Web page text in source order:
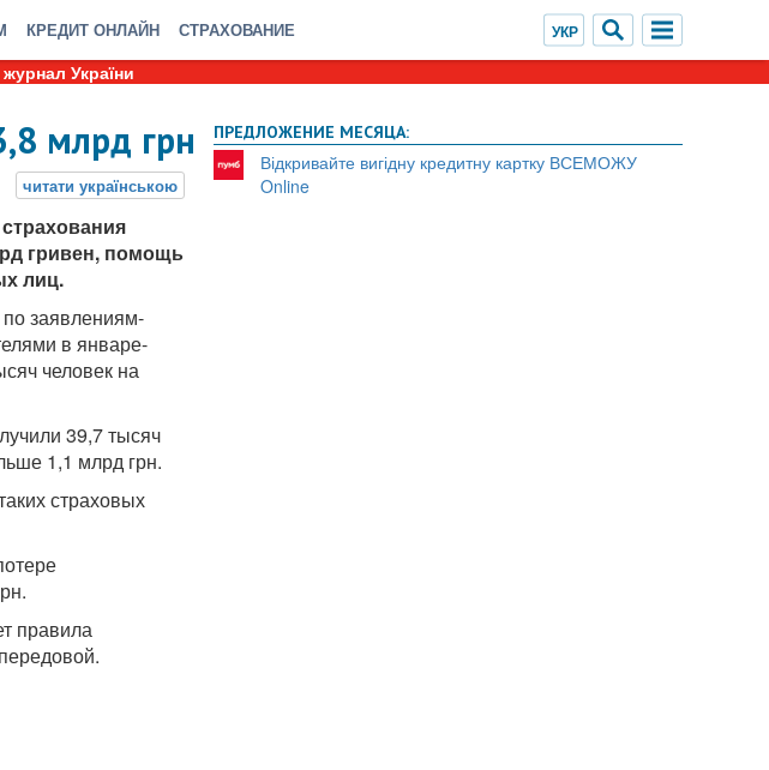
КРЕДИТ ОНЛАЙН СТРАХОВАНИЕ
України
млрд грн
гривен, помощь
лиц.
заявлениям-
в январе-
человек на
39,7 тысяч
1,1 млрд грн.
страховых
правила
ПРЕДЛОЖЕНИЕ МЕСЯЦА:
Відкривайте вигідну кредитну картку ВСЕМОЖУ
Online